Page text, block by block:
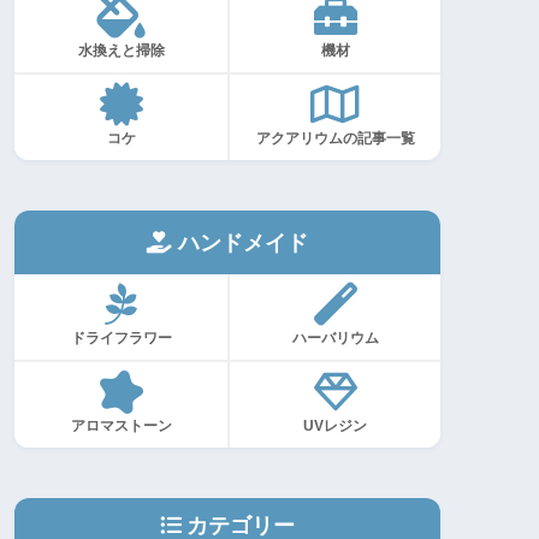
水換えと掃除 機材
コケ アクアリウムの記事一覧
ハンドメイド
ドライフラワー ハーバリウム
アロマストーン UVレジン
カテゴリー